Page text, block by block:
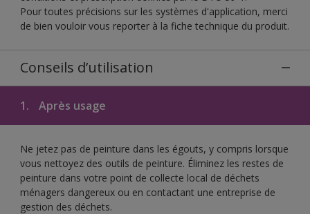
Pour toutes précisions sur les systèmes d'application, merci
de bien vouloir vous reporter à la fiche technique du produit.
Conseils d’utilisation
1. Après usage
Ne jetez pas de peinture dans les égouts, y compris lorsque
vous nettoyez des outils de peinture. Éliminez les restes de
peinture dans votre point de collecte local de déchets
ménagers dangereux ou en contactant une entreprise de
gestion des déchets.